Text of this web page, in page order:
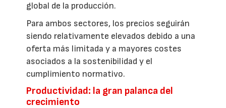
global de la producción.
Para ambos sectores, los precios seguirán
siendo relativamente elevados debido a una
oferta más limitada y a mayores costes
asociados a la sostenibilidad y el
cumplimiento normativo.
Productividad: la gran palanca del
crecimiento